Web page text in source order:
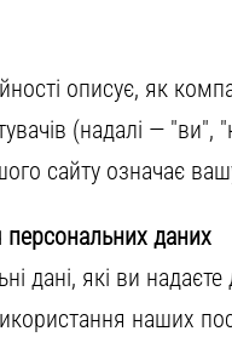
описує, як
(надалі —
сайту означає
персональних даних
дані, які ви
наших